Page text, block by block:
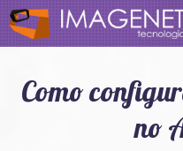
Como
no